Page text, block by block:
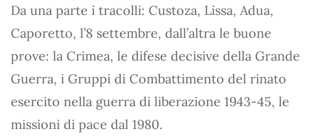
Da una parte i tracolli: Custoza, Lissa, Adua,
Caporetto, l’8 settembre, dall’altra le buone
prove: la Crimea, le difese decisive della Grande
Guerra, i Gruppi di Combattimento del rinato
esercito nella guerra di liberazione 1943-45, le
missioni di pace dal 1980.